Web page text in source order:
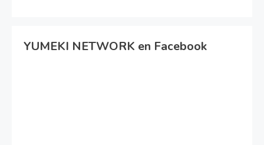
YUMEKI NETWORK en Facebook